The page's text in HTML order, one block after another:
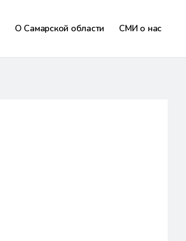
О Самарской области СМИ о нас